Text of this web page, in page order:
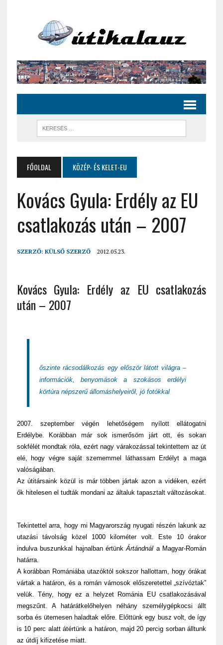
FŐOLDAL KÖZÉP- ÉS KELET-EU
Kovács Gyula: Erdély az EU
csatlakozás után – 2007
SZERZŐ: KÜLSŐ SZERZŐ 2012.05.23.
Kovács Gyula: Erdély az EU csatlakozás
után – 2007
őszinte rácsodálkozás egy először látott világra –
információk, benyomások a szokásos erdélyi
körtúra népszerű állomáshelyeiről, jó fotókkal
2007. szeptember végén lehetőségem nyílott ellátogatni
Erdélybe. Korábban már sok ismerősöm járt ott, és sokan
sokfélét mondtak róla, ezért nagy várakozással tekintettem az út
elé, hogy végre saját szememmel láthassam Erdélyt a maga
valóságában.
Az útitársaink közül is már többen jártak azon a vidéken, ezért
ők hitelesen el tudták mondani az általuk tapasztalt változásokat.
Tekintettel arra, hogy mi Magyarország nyugati részén lakunk az
utazási távolság közel 1000 kilométer volt. Este 10 órakor
indulva buszunkkal hajnalban értünkÁrtándnál a Magyar-Román
határra.
A korábban Romániába utazóktól sokszor hallottam, hogy órákat
vártak a határon, és a román vámosok előszeretettel „szívóztak”
velük. Tény, hogy ez a helyzet Románia EU csatlakozásával
megszűnt. A határátkelőhelyen néhány személygépkocsi állt
sorba és ütemesen haladtak előre. Előttünk egy busz volt, de így
is 10 perc alatt átértünk a határon, majd 20 percig sorban álltunk
az útdíj kifizetése miatt.